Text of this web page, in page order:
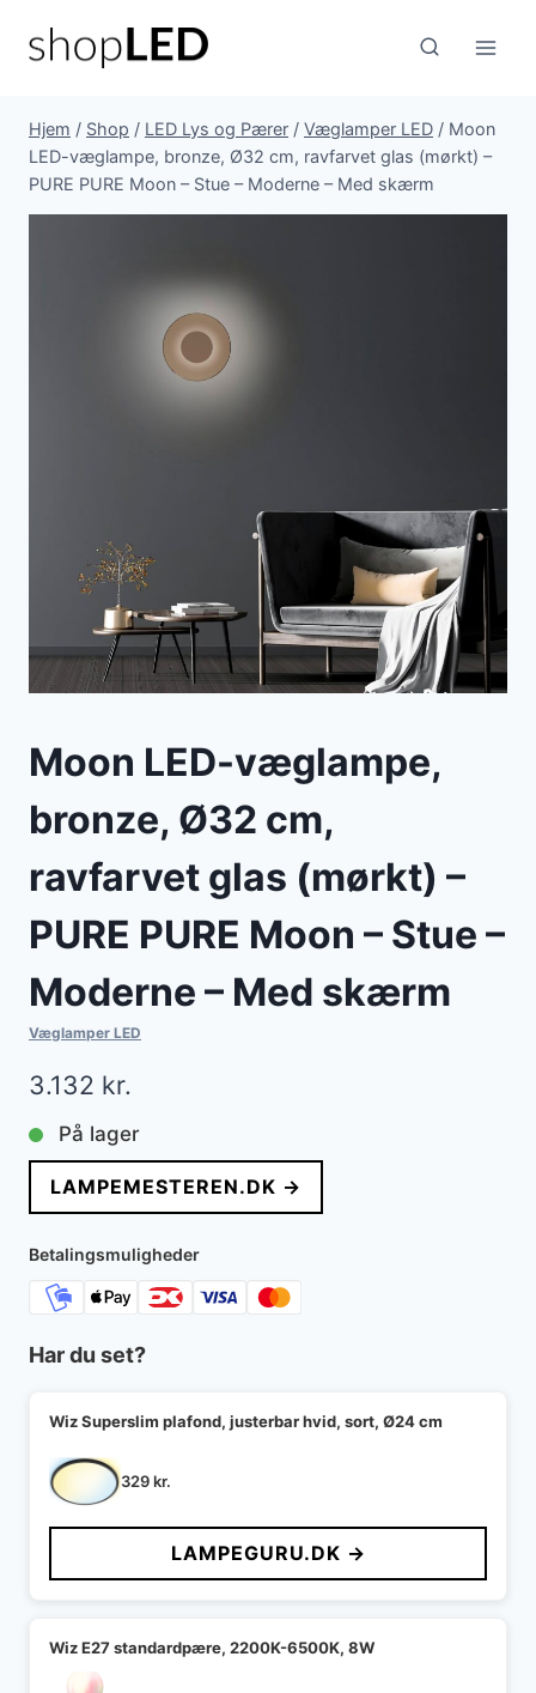
Hjem / Shop / LED Lys og Pærer / Væglamper LED / Moon
LED-væglampe, bronze, Ø32 cm, ravfarvet glas (mørkt) –
PURE PURE Moon – Stue – Moderne – Med skærm
Moon LED-væglampe,
bronze, Ø32 cm,
ravfarvet glas (mørkt) –
PURE PURE Moon – Stue –
Moderne – Med skærm
Væglamper LED
3.132 kr.
På lager
LAMPEMESTEREN.DK →
Betalingsmuligheder
Har du set?
Wiz Superslim plafond, justerbar hvid, sort, Ø24 cm
329kr.
LAMPEGURU.DK →
Wiz E27 standardpære, 2200K-6500K, 8W